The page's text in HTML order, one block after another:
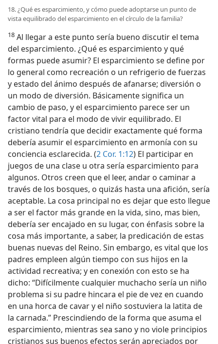
18. ¿Qué es esparcimiento, y cómo puede adoptarse un punto de
vista equilibrado del esparcimiento en el círculo de la familia?
18 Al llegar a este punto sería bueno discutir el tema
del esparcimiento. ¿Qué es esparcimiento y qué
formas puede asumir? El esparcimiento se define por
lo general como recreación o un refrigerio de fuerzas
y estado del ánimo después de afanarse; diversión o
un modo de diversión. Básicamente significa un
cambio de paso, y el esparcimiento parece ser un
factor vital para el modo de vivir equilibrado. El
cristiano tendría que decidir exactamente qué forma
debería asumir el esparcimiento en armonía con su
conciencia esclarecida. (2 Cor. 1:12) El participar en
juegos de una clase u otra sería esparcimiento para
algunos. Otros creen que el leer, andar o caminar a
través de los bosques, o quizás hasta una afición, sería
aceptable. La cosa principal no es dejar que esto llegue
a ser el factor más grande en la vida, sino, mas bien,
debería ser encajado en su lugar, con énfasis sobre la
cosa más importante, a saber, la predicación de estas
buenas nuevas del Reino. Sin embargo, es vital que los
padres empleen algún tiempo con sus hijos en la
actividad recreativa; y en conexión con esto se ha
dicho: “Difícilmente cualquier muchacho sería un niño
problema si su padre hincara el pie de vez en cuando
en una horca de cavar y el niño sostuviera la latita de
la carnada.” Prescindiendo de la forma que asuma el
esparcimiento, mientras sea sano y no viole principios
cristianos sus buenos efectos serán apreciados por